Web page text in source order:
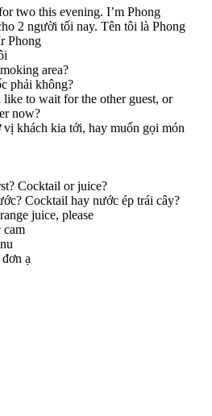
two this evening. I’m Phong
2 người tối nay. Tên tôi là Phong
Phong
area?
phải không?
to wait for the other guest, or
now?
khách kia tới, hay muốn gọi món
Cocktail or juice?
Cocktail hay nước ép trái cây?
juice, please
cam
ạ